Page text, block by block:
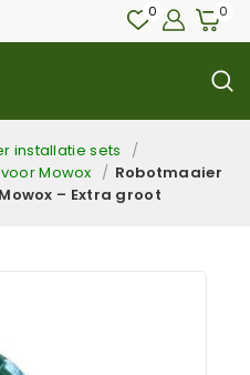
0 0
installatie sets
/
Mowox / Robotmaaier
– Extra groot